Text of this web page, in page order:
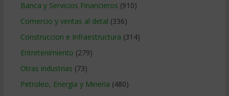
Banca y Servicios Financieros (910)
Comercio y ventas al detal (336)
Construccion e Infraestructura (314)
Entretenimiento (279)
Otras industrias (73)
Petroleo, Energia y Mineria (480)